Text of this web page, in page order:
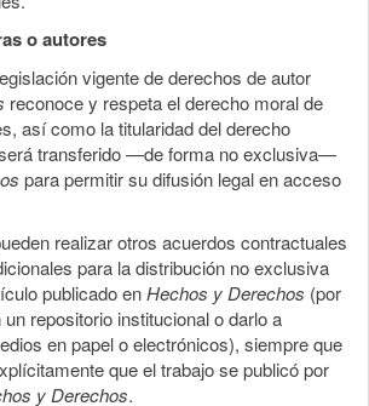
o autores
vigente de derechos de autor
reconoce y respeta el derecho moral de
así como la titularidad del derecho
transferido —de forma no exclusiva—
para permitir su difusión legal en acceso
realizar otros acuerdos contractuales
para la distribución no exclusiva
publicado enHechos y Derechos (por
repositorio institucional o darlo a
en papel o electrónicos), siempre que
que el trabajo se publicó por
y Derechos.